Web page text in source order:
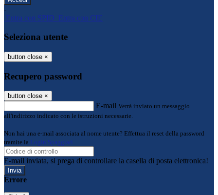
-
Entra con SPID Entra con CIE
Seleziona utente
button close ×
Recupero password
button close ×
E-mail Verrà inviato un messaggio
all'indirizzo indicato con le istruzioni necessarie.
Non hai una e-mail associata al nome utente? Effettua il reset della password
tramite la Login Spaggiari
E-mail inviata, si prega di controllare la casella di posta elettronica!
Errore